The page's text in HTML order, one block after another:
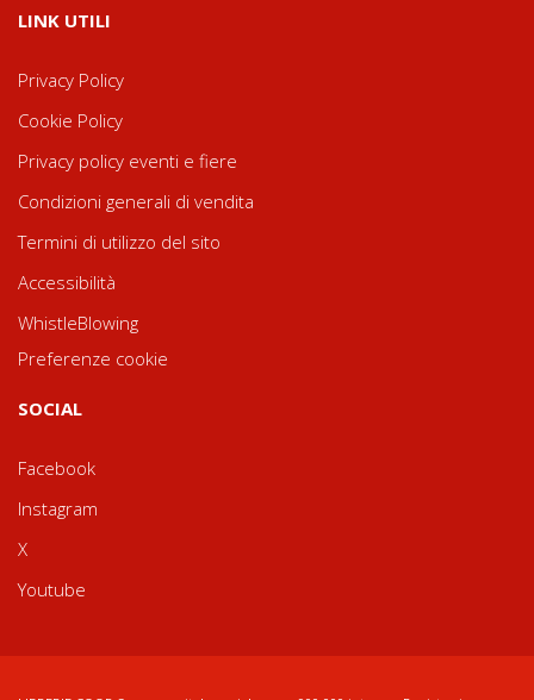
LINK UTILI
Privacy Policy
Cookie Policy
Privacy policy eventi e fiere
Condizioni generali di vendita
Termini di utilizzo del sito
Accessibilità
WhistleBlowing
Preferenze cookie
SOCIAL
Facebook
Instagram
X
Youtube